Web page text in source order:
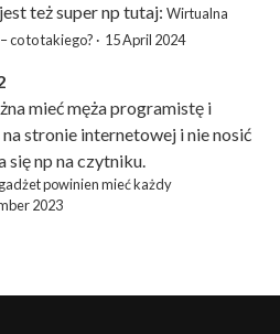
też super np tutaj: Wirtualna
co to takiego? · 15 April 2024
mieć męża programistę i
stronie internetowej i nie nosić
się np na czytniku.
powinien mieć każdy
2023